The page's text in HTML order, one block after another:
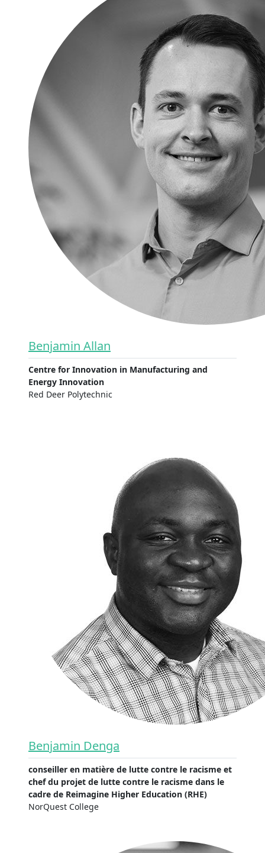
Benjamin Allan
Centre for Innovation in Manufacturing and
Energy Innovation
Red Deer Polytechnic
Benjamin Denga
conseiller en matière de lutte contre le racisme et
chef du projet de lutte contre le racisme dans le
cadre de Reimagine Higher Education (RHE)
NorQuest College